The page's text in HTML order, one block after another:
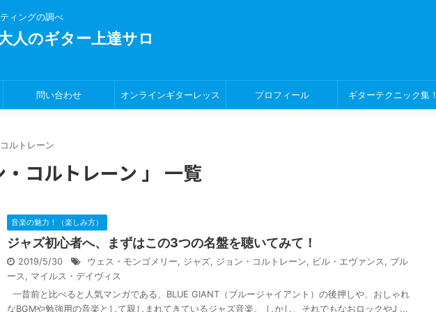
ィングの調べ
人のギター上達サロ
問い合わせ オンラインギターレッス プロフィール ギターテクニック集
ルトレーン
・コルトレーン 」 一覧
音楽の魅力！（楽しみ方）
ジャズ初心者へ、まずはこの3つの名盤を聴いてみて！
2019/5/30 ウェス・モンゴメリー, ジャズ, ジョン・コルトレーン, ビル・エヴァンス, ブル
ース, マイルス・デイヴィス
一昔前と比べると人気マンガである、BLUE GIANT（ブルージャイアント）の後押しや、おしゃれ
なBGMや勉強用の音楽として親しまれてきているジャズ音楽。 しかし、それでもなおロックやJ ...